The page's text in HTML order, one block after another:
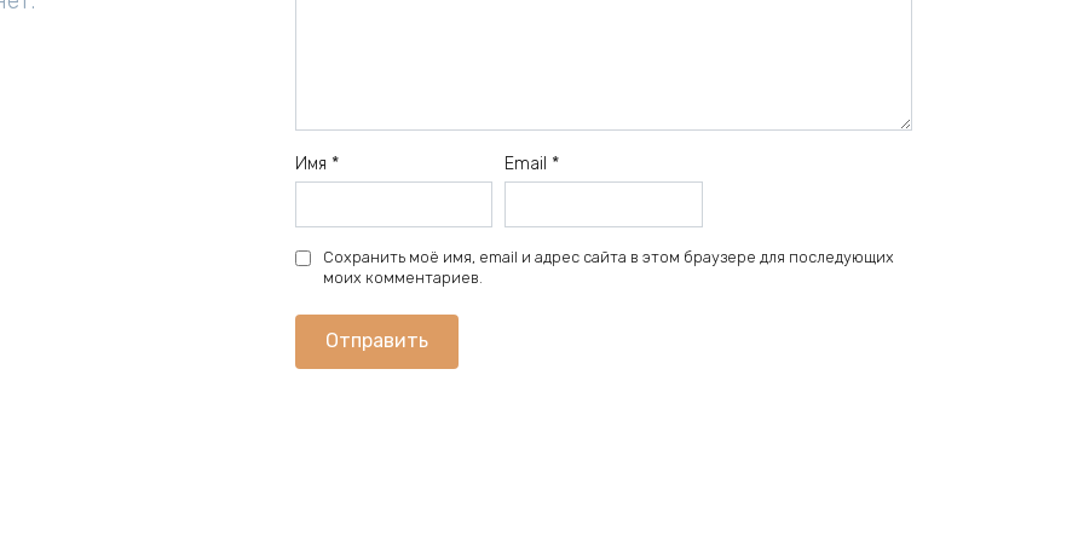
Имя * Email *
Сохранить моё имя, email и адрес сайта в этом браузере для последующих
моих комментариев.